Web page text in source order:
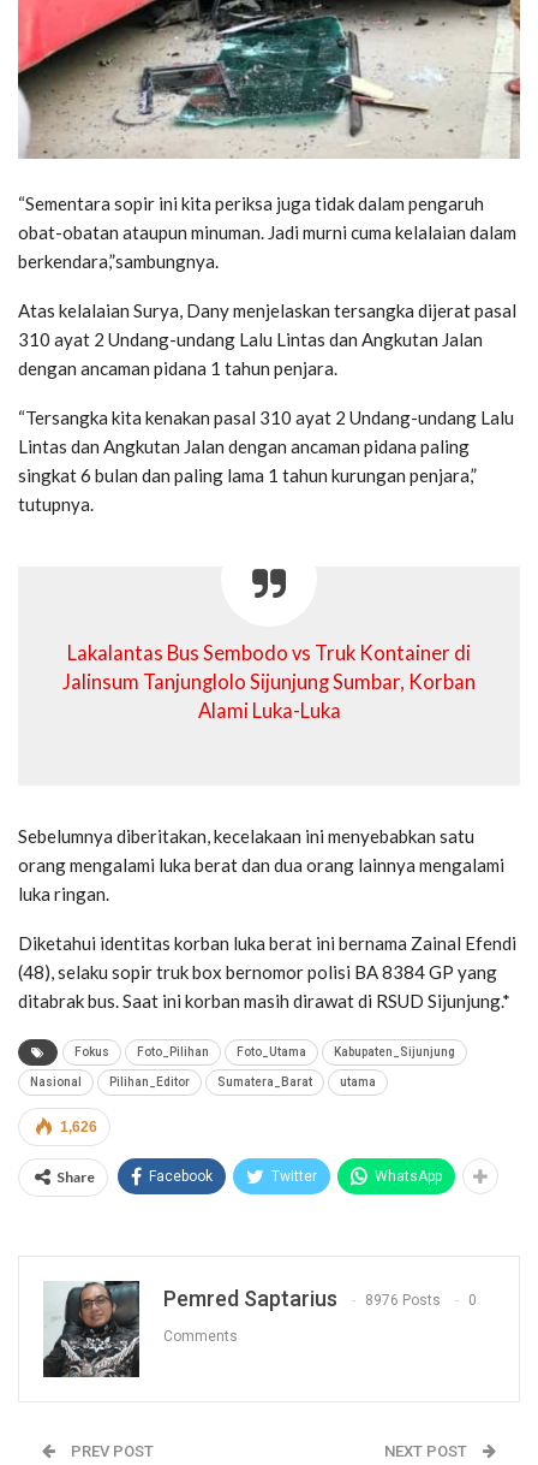
“Sementara sopir ini kita periksa juga tidak dalam pengaruh
obat-obatan ataupun minuman. Jadi murni cuma kelalaian dalam
berkendara,”sambungnya.
Atas kelalaian Surya, Dany menjelaskan tersangka dijerat pasal
310 ayat 2 Undang-undang Lalu Lintas dan Angkutan Jalan
dengan ancaman pidana 1 tahun penjara.
“Tersangka kita kenakan pasal 310 ayat 2 Undang-undang Lalu
Lintas dan Angkutan Jalan dengan ancaman pidana paling
singkat 6 bulan dan paling lama 1 tahun kurungan penjara,”
tutupnya.
Lakalantas Bus Sembodo vs Truk Kontainer di
Jalinsum Tanjunglolo Sijunjung Sumbar, Korban
Alami Luka-Luka
Sebelumnya diberitakan, kecelakaan ini menyebabkan satu
orang mengalami luka berat dan dua orang lainnya mengalami
luka ringan.
Diketahui identitas korban luka berat ini bernama Zainal Efendi
(48), selaku sopir truk box bernomor polisi BA 8384 GP yang
ditabrak bus. Saat ini korban masih dirawat di RSUD Sijunjung.*
Fokus Foto_Pilihan Foto_Utama Kabupaten_Sijunjung
Nasional Pilihan_Editor Sumatera_Barat utama
1,626
Share Facebook Twitter WhatsApp
Pemred Saptarius 8976 Posts 0
Comments
PREV POST NEXT POST